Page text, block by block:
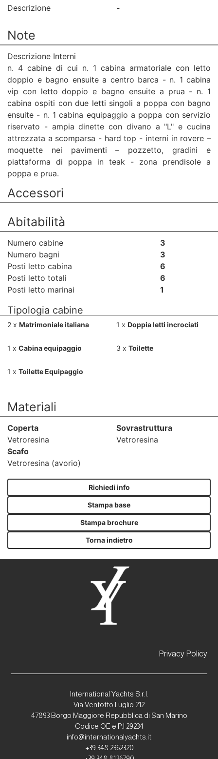
Descrizione
-
Note
Descrizione Interni
n. 4 cabine di cui n. 1 cabina armatoriale con letto
doppio e bagno ensuite a centro barca - n. 1 cabina
vip con letto doppio e bagno ensuite a prua - n. 1
cabina ospiti con due letti singoli a poppa con bagno
ensuite - n. 1 cabina equipaggio a poppa con servizio
riservato - ampia dinette con divano a "L" e cucina
attrezzata a scomparsa - hard top - interni in rovere –
moquette nei pavimenti – pozzetto, gradini e
piattaforma di poppa in teak - zona prendisole a
poppa e prua.
Accessori
Abitabilità
Numero cabine
3
Numero bagni
3
Posti letto cabina
6
Posti letto totali
6
Posti letto marinai
1
Tipologia cabine
2 x Matrimoniale italiana 1 x Doppia letti incrociati
1 x Cabina equipaggio 3 x Toilette
1 x Toilette Equipaggio
Materiali
Coperta
Vetroresina
Sovrastruttura
Vetroresina
Scafo
Vetroresina (avorio)
Richiedi info
Stampa base
Stampa brochure
Torna indietro
Privacy Policy
International Yachts S.r.l.
Via Ventotto Luglio 212
47893 Borgo Maggiore Repubblica di San Marino
Codice OE e P.I 29234
info@internationalyachts.it
+39 348 2362320